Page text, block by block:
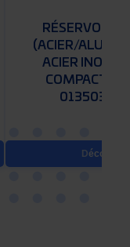
RÉSERVOIR
(ACIER/
ACIER
COMPACT
Découvrir